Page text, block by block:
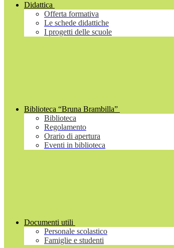
Didattica
Offerta formativa
Le schede didattiche
I progetti delle scuole
Biblioteca “Bruna Brambilla”
Biblioteca
Regolamento
Orario di apertura
Eventi in biblioteca
Documenti utili
Personale scolastico
Famiglie e studenti